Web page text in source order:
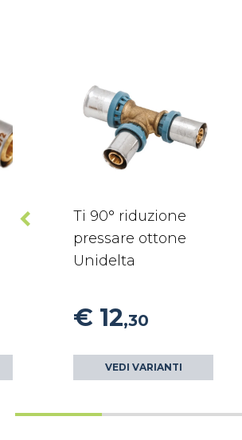
Ti 90° riduzione
pressare ottone
Unidelta
€ 12,30
VEDI VARIANTI